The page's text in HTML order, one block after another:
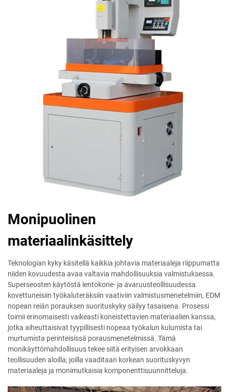
Monipuolinen
materiaalinkäsittely
Teknologian kyky käsitellä kaikkia johtavia materiaaleja riippumatta
niiden kovuudesta avaa valtavia mahdollisuuksia valmistuksessa.
Superseosten käytöstä lentokone- ja avaruusteollisuudessa
kovettuneisiin työkaluteräksiin vaativiin valmistusmenetelmiin, EDM
nopean reiän porauksen suorituskyky säilyy tasaisena. Prosessi
toimii erinomaisesti vaikeasti koneistettavien materiaalien kanssa,
jotka aiheuttaisivat tyypillisesti nopeaa työkalun kulumista tai
murtumista perinteisissä porausmenetelmissä. Tämä
monikäyttömahdollisuus tekee siitä erityisen arvokkaan
teollisuuden aloilla, joilla vaaditaan korkean suorituskyvyn
materiaaleja ja monimutkaisia komponenttisuunnitteluja.